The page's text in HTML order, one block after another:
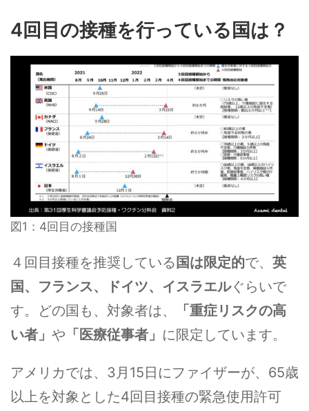
4回目の接種を行っている国は？
図1：4回目の接種国
４回目接種を推奨している 国は限定的で、 英
国、フランス、ドイツ、イスラエルぐらいで
す。どの国も、対象者は、
「重症リスクの高
い者」 や 「医療従事者」 に限定しています。
アメリカでは、3月15日にファイザーが、65歳
以上を対象とした4回目接種の緊急使用許可